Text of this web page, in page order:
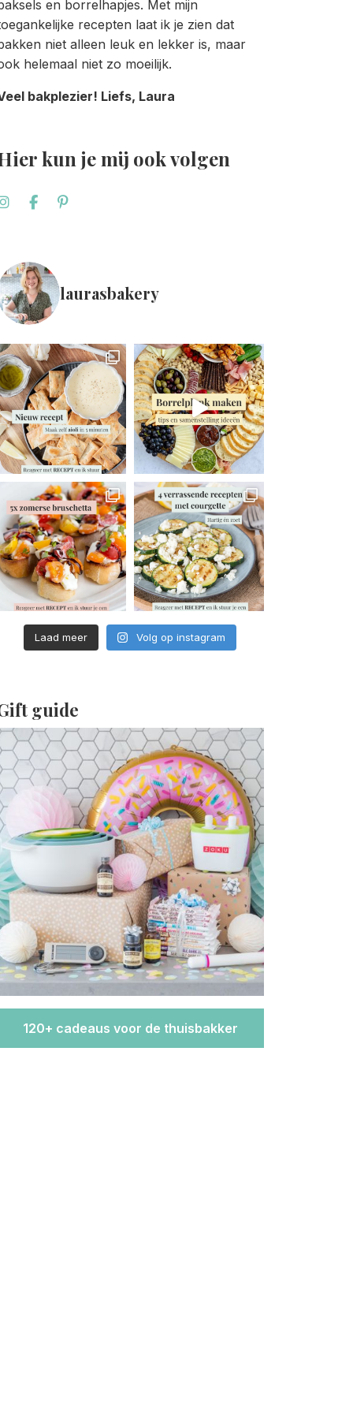
en borrelhapjes. Met mijn
recepten laat ik je zien dat
niet alleen leuk en lekker is, maar
helemaal niet zo moeilijk.
bakplezier! Liefs, Laura
kun je mij ook volgen
laurasbakery
Laad meer Volg op instagram
guide
120+ cadeaus voor de thuisbakker